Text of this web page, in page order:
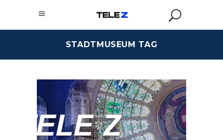
STADTMUSEUM TAG